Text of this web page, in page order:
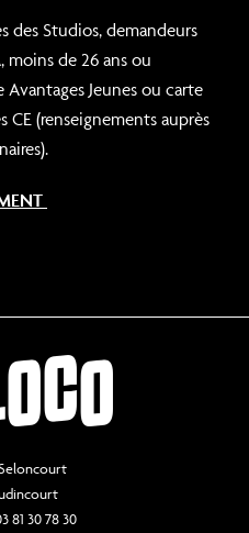
des Studios, demandeurs
moins de 26 ans ou
Jeunes ou carte
(renseignements auprès
81 30 78 30